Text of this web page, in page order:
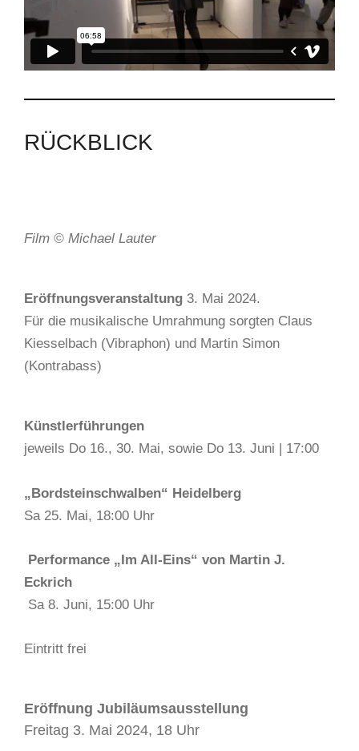
RÜCKBLICK
Film © Michael Lauter
Eröffnungsveranstaltung 3. Mai 2024.
Für die musikalische Umrahmung sorgten Claus
Kiesselbach (Vibraphon) und Martin Simon
(Kontrabass)
Künstlerführungen
jeweils Do 16., 30. Mai, sowie Do 13. Juni | 17:00
„Bordsteinschwalben“ Heidelberg
Sa 25. Mai, 18:00 Uhr
Performance „Im All-Eins“ von Martin J.
Eckrich
Sa 8. Juni, 15:00 Uhr
Eintritt frei
Eröffnung Jubiläumsausstellung
Freitag 3. Mai 2024, 18 Uhr